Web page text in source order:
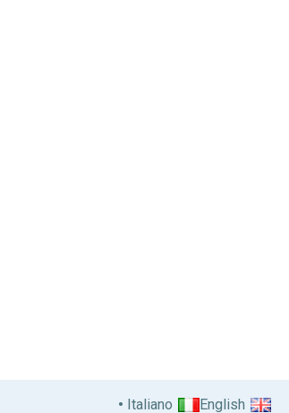
Italiano English